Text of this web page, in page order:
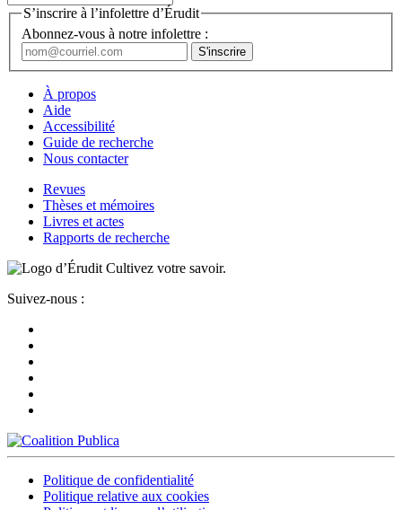
S’inscrire à l’infolettre d’Érudit
Abonnez-vous à notre infolettre :
À propos
Aide
Accessibilité
Guide de recherche
Nous contacter
Revues
Thèses et mémoires
Livres et actes
Rapports de recherche
Cultivez votre savoir.
Suivez-nous :
Politique de confidentialité
Politique relative aux cookies